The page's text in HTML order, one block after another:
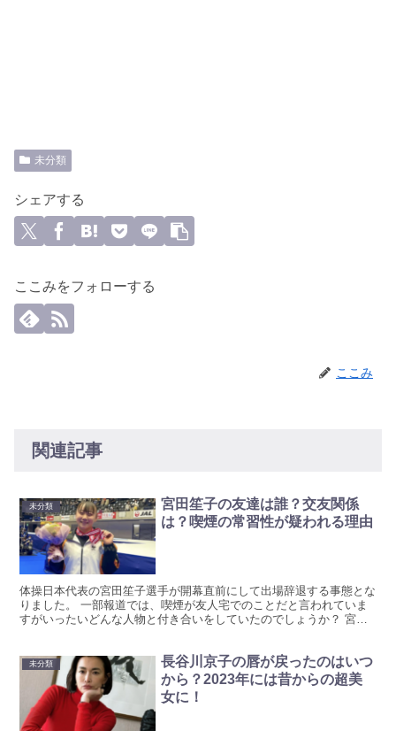
未分類
シェアする
ここみをフォローする
ここみ
関連記事
未分類
宮田笙子の友達は誰？交友関係
は？喫煙の常習性が疑われる理由
体操日本代表の宮田笙子選手が開幕直前にして出場辞退する事態とな
りました。 一部報道では、喫煙が友人宅でのことだと言われていま
すがいったいどんな人物と付き合いをしていたのでしょうか？ 宮田
未分類
長谷川京子の唇が戻ったのはいつ
から？2023年には昔からの超美
女に！